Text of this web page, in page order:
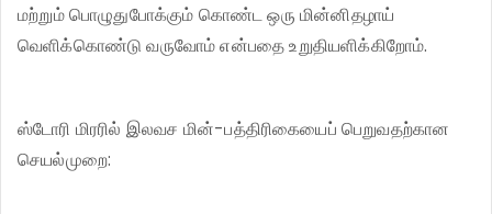
மற்றும் பொழுதுபோக்கும் கொண்ட ஒரு மின்னிதழாய்
வெளிக்கொண்டு வருவோம் என்பதை உறுதியளிக்கிறோம்.
ஸ்டோரி மிரரில் இலவச மின்-பத்திரிகையைப் பெறுவதற்கான
செயல்முறை: